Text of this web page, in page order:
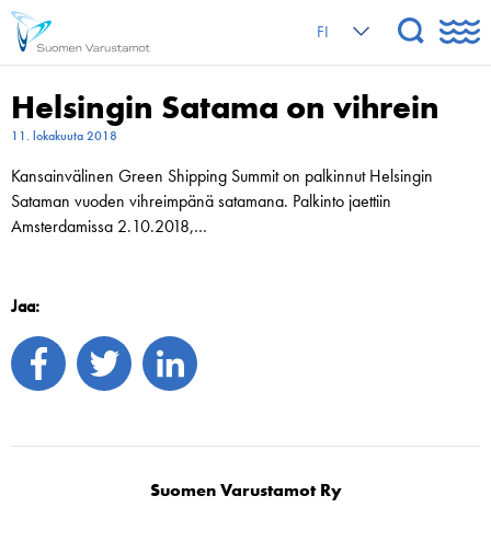
FI
Helsingin Satama on vihrein
11. lokakuuta 2018
Kansainvälinen Green Shipping Summit on palkinnut Helsingin
Sataman vuoden vihreimpänä satamana. Palkinto jaettiin
Amsterdamissa 2.10.2018,…
Jaa:
Suomen Varustamot Ry